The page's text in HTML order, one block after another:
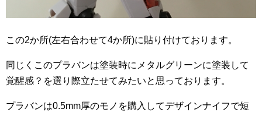
この2か所(左右合わせて4か所)に貼り付けております。
同じくこのプラバンは塗装時にメタルグリーンに塗装して
覚醒感？を選り際立たせてみたいと思っております。
プラバンは0.5mm厚のモノを購入してデザインナイフで短